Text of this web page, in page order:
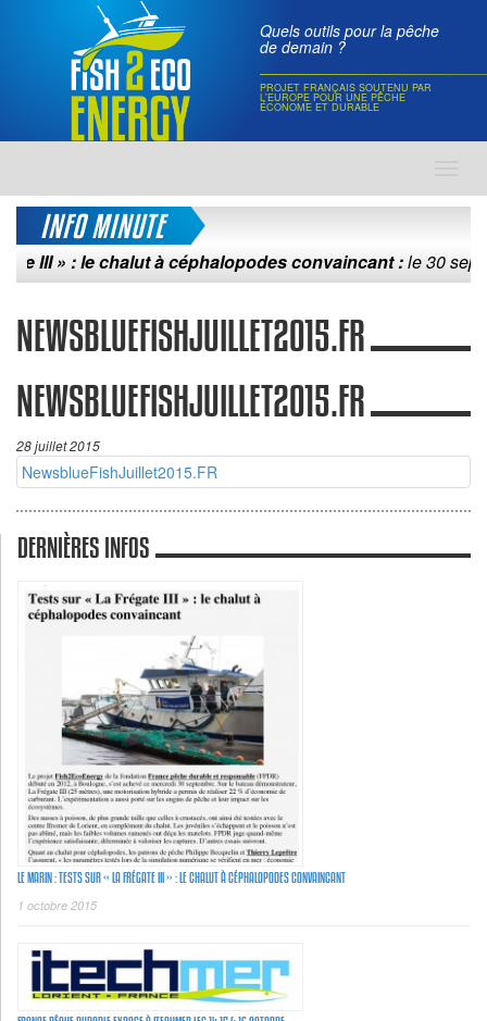
Quels outils pour la pêche
de demain ?
PROJET FRANÇAIS SOUTENU PAR
L'EUROPE POUR UNE PÊCHE
ÉCONOME ET DURABLE
INFO MINUTE
» : le chalut à céphalopodes convaincant :le 30
NEWSBLUEFISHJUILLET2015.FR
NEWSBLUEFISHJUILLET2015.FR
28 juillet 2015
NewsblueFishJuillet2015.FR
DERNIÈRES INFOS
LE MARIN : TESTS SUR « LA FRÉGATE III » : LE CHALUT À CÉPHALOPODES CONVAINCANT
1 octobre 2015